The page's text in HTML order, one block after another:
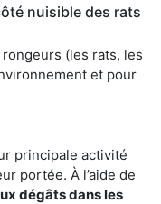
nuisible des rats
rongeurs (les rats, les
et pour
principale activité
portée. À l’aide de
dégâts dans les